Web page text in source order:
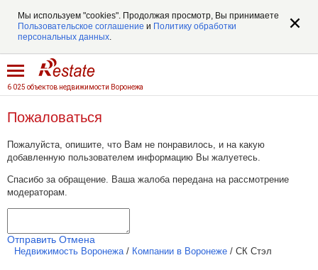
Мы используем "cookies". Продолжая просмотр, Вы принимаете
Пользовательское соглашение и Политику обработки
персональных данных.
6 025 объектов недвижимости Воронежа
Пожаловаться
Пожалуйста, опишите, что Вам не понравилось, и на какую
добавленную пользователем информацию Вы жалуетесь.
Спасибо за обращение. Ваша жалоба передана на рассмотрение
модераторам.
Отправить Отмена
Недвижимость Воронежа/ Компании в Воронеже / СК Стэл